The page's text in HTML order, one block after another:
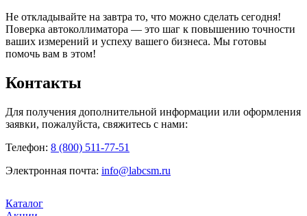
Не откладывайте на завтра то, что можно сделать сегодня!
Поверка автоколлиматора — это шаг к повышению точности
ваших измерений и успеху вашего бизнеса. Мы готовы
помочь вам в этом!
Контакты
Для получения дополнительной информации или оформления
заявки, пожалуйста, свяжитесь с нами:
Телефон: 8 (800) 511-77-51
Электронная почта: info@labcsm.ru
Каталог